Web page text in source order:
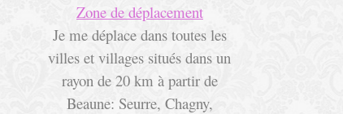
Zone de déplacement
Je me déplace dans toutes les
villes et villages situés dans un
rayon de 20 km à partir de
Beaune: Seurre, Chagny,